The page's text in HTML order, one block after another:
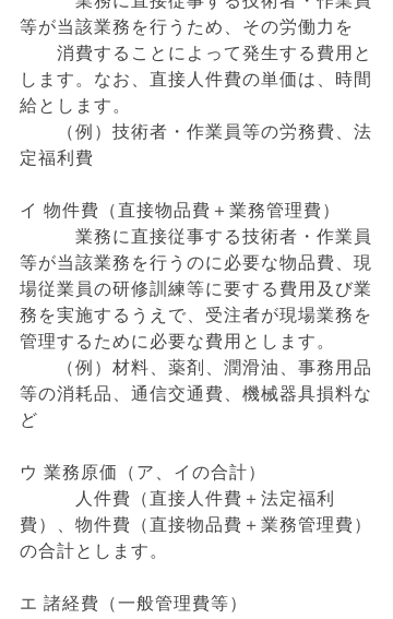
等が当該業務を行うため、その労働力を
消費することによって発生する費用と
します。なお、直接人件費の単価は、時間
給とします。
（例）技術者・作業員等の労務費、法
定福利費
イ 物件費（直接物品費＋業務管理費）
業務に直接従事する技術者・作業員
等が当該業務を行うのに必要な物品費、現
場従業員の研修訓練等に要する費用及び業
務を実施するうえで、受注者が現場業務を
管理するために必要な費用とします。
（例）材料、薬剤、潤滑油、事務用品
等の消耗品、通信交通費、機械器具損料な
ど
ウ 業務原価（ア、イの合計）
人件費（直接人件費＋法定福利
費）、物件費（直接物品費＋業務管理費）
の合計とします。
エ 諸経費（一般管理費等）